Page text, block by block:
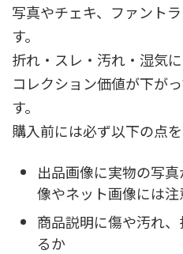
写真やチェキ、ファント
す。
折れ・スレ・汚れ・湿気
コレクション価値が下が
す。
購入前には必ず以下の点
出品画像に実物の写
像やネット画像には注
商品説明に傷や汚れ
るか